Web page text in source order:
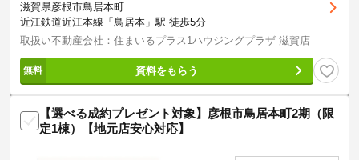
滋賀県彦根市鳥居本町
近江鉄道近江本線「鳥居本」駅 徒歩5分
取扱い不動産会社：住まいるプラス1ハウジングプラザ 滋賀店
資料をもらう
【選べる成約プレゼント対象】彦根市鳥居本町2期（限
定1棟）【地元店安心対応】